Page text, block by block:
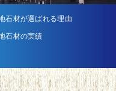
石材が選ばれる理由
石材の実績